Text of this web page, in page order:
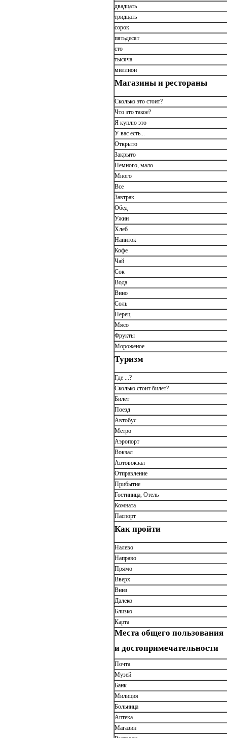
двадцать
тридцать
сорок
пятьдесят
сто
тысяча
миллион
Магазины и рестораны
Сколько это стоит?
Что это такое?
Я куплю это
У вас есть...
Открыто
Закрыто
Немного, мало
Много
Все
Завтрак
Обед
Ужин
Хлеб
Напиток
Кофе
Чай
Сок
Вода
Вино
Соль
Перец
Мясо
Фрукты
Мороженое
Туризм
Где ...?
Сколько стоит билет?
Билет
Поезд
Автобус
Метро
Аэропорт
Вокзал
Автовокзал
Отправление
Прибытие
Гостиница, Отель
Комната
Паспорт
Как пройти
Налево
Направо
Прямо
Вверх
Вниз
Далеко
Близко
Карта
Места общего пользования
и достопримечательности
Почта
Музей
Банк
Милиция
Больница
Аптека
Магазин